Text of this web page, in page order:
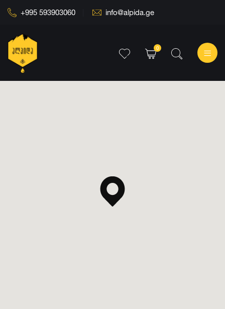
+995 593903060 info@alpida.ge
0